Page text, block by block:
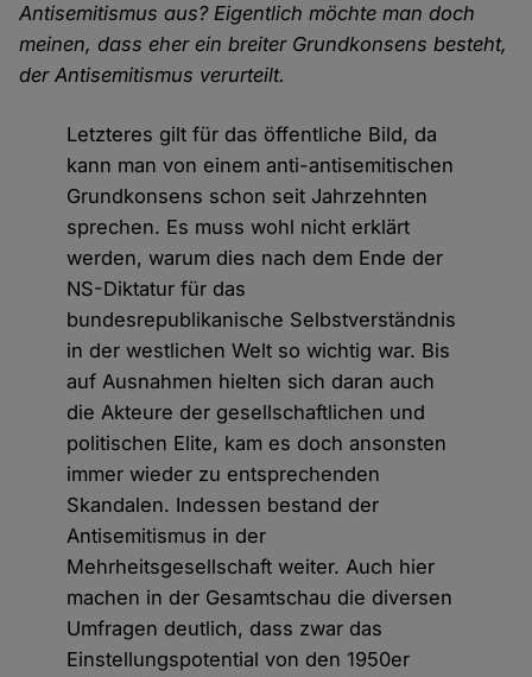
Antisemitismus aus? Eigentlich möchte man doch
meinen, dass eher ein breiter Grundkonsens besteht,
der Antisemitismus verurteilt.
Letzteres gilt für das öffentliche Bild, da
kann man von einem anti-antisemitischen
Grundkonsens schon seit Jahrzehnten
sprechen. Es muss wohl nicht erklärt
werden, warum dies nach dem Ende der
NS-Diktatur für das
bundesrepublikanische Selbstverständnis
in der westlichen Welt so wichtig war. Bis
auf Ausnahmen hielten sich daran auch
die Akteure der gesellschaftlichen und
politischen Elite, kam es doch ansonsten
immer wieder zu entsprechenden
Skandalen. Indessen bestand der
Antisemitismus in der
Mehrheitsgesellschaft weiter. Auch hier
machen in der Gesamtschau die diversen
Umfragen deutlich, dass zwar das
Einstellungspotential von den 1950er